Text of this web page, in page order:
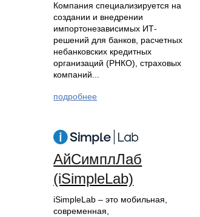
Компания специализируется на
создании и внедрении
импортонезависимых ИТ-
решений для банков, расчетных
небанковских кредитных
организаций (РНКО), страховых
компаний...
подробнее
АйСимплЛаб
(iSimpleLab)
iSimpleLab – это мобильная,
современная,